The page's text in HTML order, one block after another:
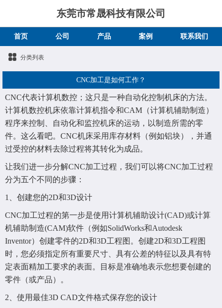
东莞市常晟科技有限公司
首页 公司 产品 案例 联系我们
分类列表
CNC加工是如何工作？
CNC代表计算机数控；这只是一种自动化控制机床的方法。
计算机数控机床依靠计算机指令和CAM（计算机辅助制造）
程序来控制、自动化和监控机床的运动，以制造所需的零
件。这么看吧。CNC机床采用库存材料（例如铝块），并通
过受控的材料去除过程将其转化为成品。
让我们进一步分解CNC加工过程，我们可以将CNC加工过程
分为五个不同的步骤：
1、创建您的2D和3D设计
CNC加工过程的第一步是使用计算机辅助设计(CAD)或计算
机辅助制造(CAM)软件（例如SolidWorks和Autodesk
Inventor）创建零件的2D和3D工程图。创建2D和3D工程图
时，您必须指定所有重要尺寸、具有公差的特征以及具有特
定表面精加工要求的表面。目标是准确地表示您想要创建的
零件（或产品）。
2、使用最佳3D CAD文件格式保存您的设计